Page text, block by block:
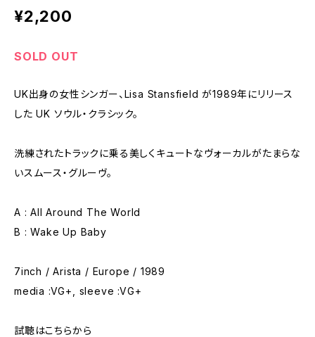
¥2,200
SOLD OUT
UK出身の女性シンガー、Lisa Stansfield が1989年にリリース
した UK ソウル・クラシック。
洗練されたトラックに乗る美しくキュートなヴォーカルがたまらな
いスムース・グルーヴ。
A : All Around The World
B : Wake Up Baby
7inch / Arista / Europe / 1989
media :VG+, sleeve :VG+
試聴はこちらから